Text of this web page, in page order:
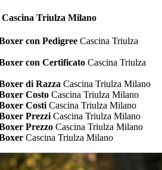
Triulza Milano
con Pedigree Cascina Triulza
con Certificato Cascina Triulza
di Razza Cascina Triulza Milano
Costo Cascina Triulza Milano
Costi Cascina Triulza Milano
Prezzi Cascina Triulza Milano
Prezzo Cascina Triulza Milano
Cascina Triulza Milano